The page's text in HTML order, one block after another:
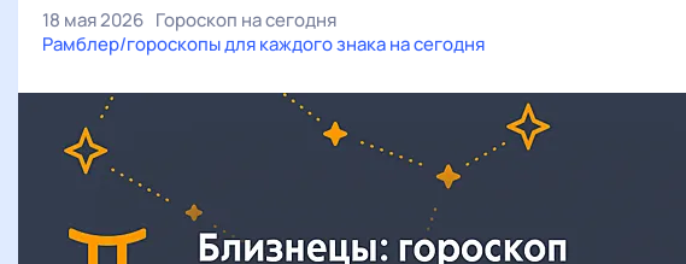
18 мая 2026 Гороскоп на сегодня
Рамблер/гороскопы для каждого знака на сегодня